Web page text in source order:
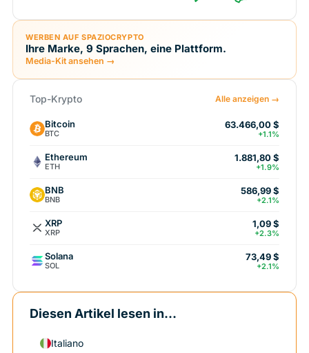
WERBEN AUF SPAZIOCRYPTO
Ihre Marke, 9 Sprachen, eine Plattform.
Media-Kit ansehen →
Top-Krypto Alle anzeigen →
Bitcoin
BTC
63.466,00 $
+1.1%
Ethereum
ETH
1.881,80 $
+1.9%
BNB
BNB
586,99 $
+2.1%
XRP
XRP
1,09 $
+2.3%
Solana
SOL
73,49 $
+2.1%
Diesen Artikel lesen in...
Italiano